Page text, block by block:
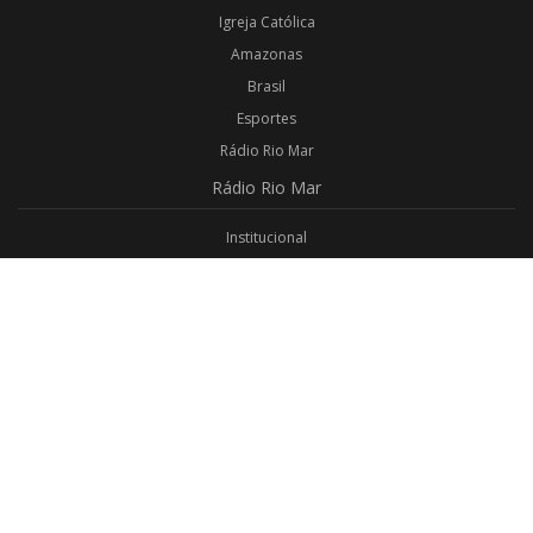
Igreja Católica
Amazonas
Brasil
Esportes
Rádio Rio Mar
Rádio Rio Mar
Institucional